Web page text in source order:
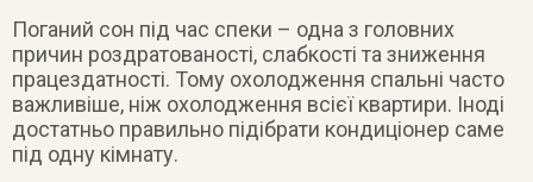
Поганий сон під час спеки – одна з головних
причин роздратованості, слабкості та зниження
працездатності. Тому охолодження спальні часто
важливіше, ніж охолодження всієї квартири. Іноді
достатньо правильно підібрати кондиціонер саме
під одну кімнату.